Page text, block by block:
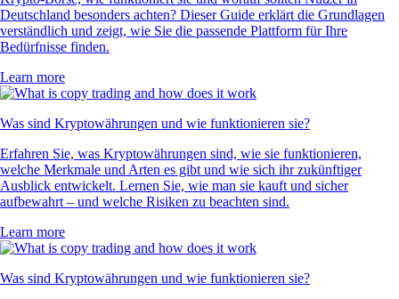
Deutschland besonders achten? Dieser Guide erklärt die Grundlagen
verständlich und zeigt, wie Sie die passende Plattform für Ihre
Bedürfnisse finden.
Learn more
Was sind Kryptowährungen und wie funktionieren sie?
Erfahren Sie, was Kryptowährungen sind, wie sie funktionieren,
welche Merkmale und Arten es gibt und wie sich ihr zukünftiger
Ausblick entwickelt. Lernen Sie, wie man sie kauft und sicher
aufbewahrt – und welche Risiken zu beachten sind.
Learn more
Was sind Kryptowährungen und wie funktionieren sie?